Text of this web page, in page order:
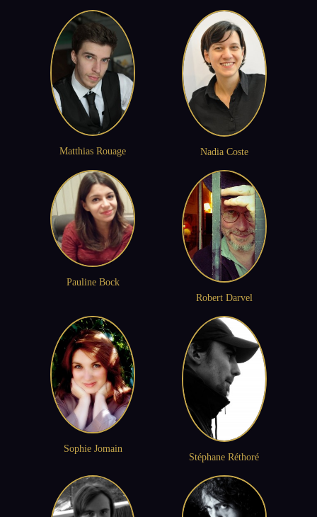
Matthias Rouage Nadia Coste
Pauline Bock
Robert Darvel
Sophie Jomain
Stéphane Réthoré